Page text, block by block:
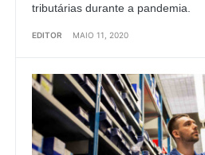
tributárias durante a pandemia.
EDITOR MAIO 11, 2020